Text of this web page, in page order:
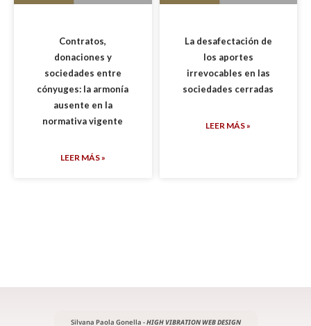
Contratos,
donaciones y
sociedades entre
cónyuges: la armonía
ausente en la
normativa vigente
LEER MÁS »
La desafectación de
los aportes
irrevocables en las
sociedades cerradas
LEER MÁS »
Silvana Paola Gonella -HIGH VIBRATION WEB DESIGN